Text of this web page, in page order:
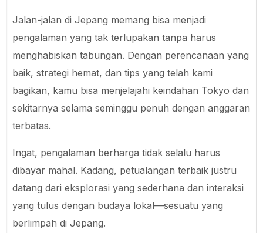
Jalan-jalan di Jepang memang bisa menjadi
pengalaman yang tak terlupakan tanpa harus
menghabiskan tabungan. Dengan perencanaan yang
baik, strategi hemat, dan tips yang telah kami
bagikan, kamu bisa menjelajahi keindahan Tokyo dan
sekitarnya selama seminggu penuh dengan anggaran
terbatas.
Ingat, pengalaman berharga tidak selalu harus
dibayar mahal. Kadang, petualangan terbaik justru
datang dari eksplorasi yang sederhana dan interaksi
yang tulus dengan budaya lokal—sesuatu yang
berlimpah di Jepang.